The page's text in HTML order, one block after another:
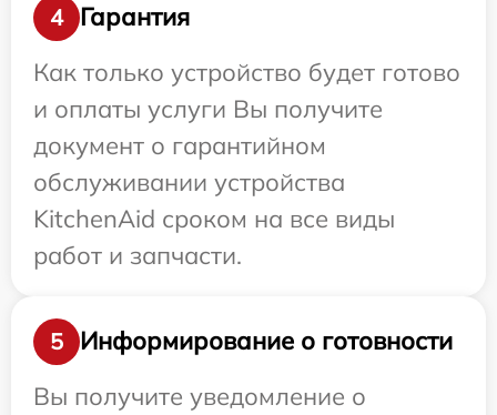
4
Гарантия
Как только устройство будет готово
и оплаты услуги Вы получите
документ о гарантийном
обслуживании устройства
KitchenAid сроком на все виды
работ и запчасти.
5
Информирование о готовности
Вы получите уведомление о